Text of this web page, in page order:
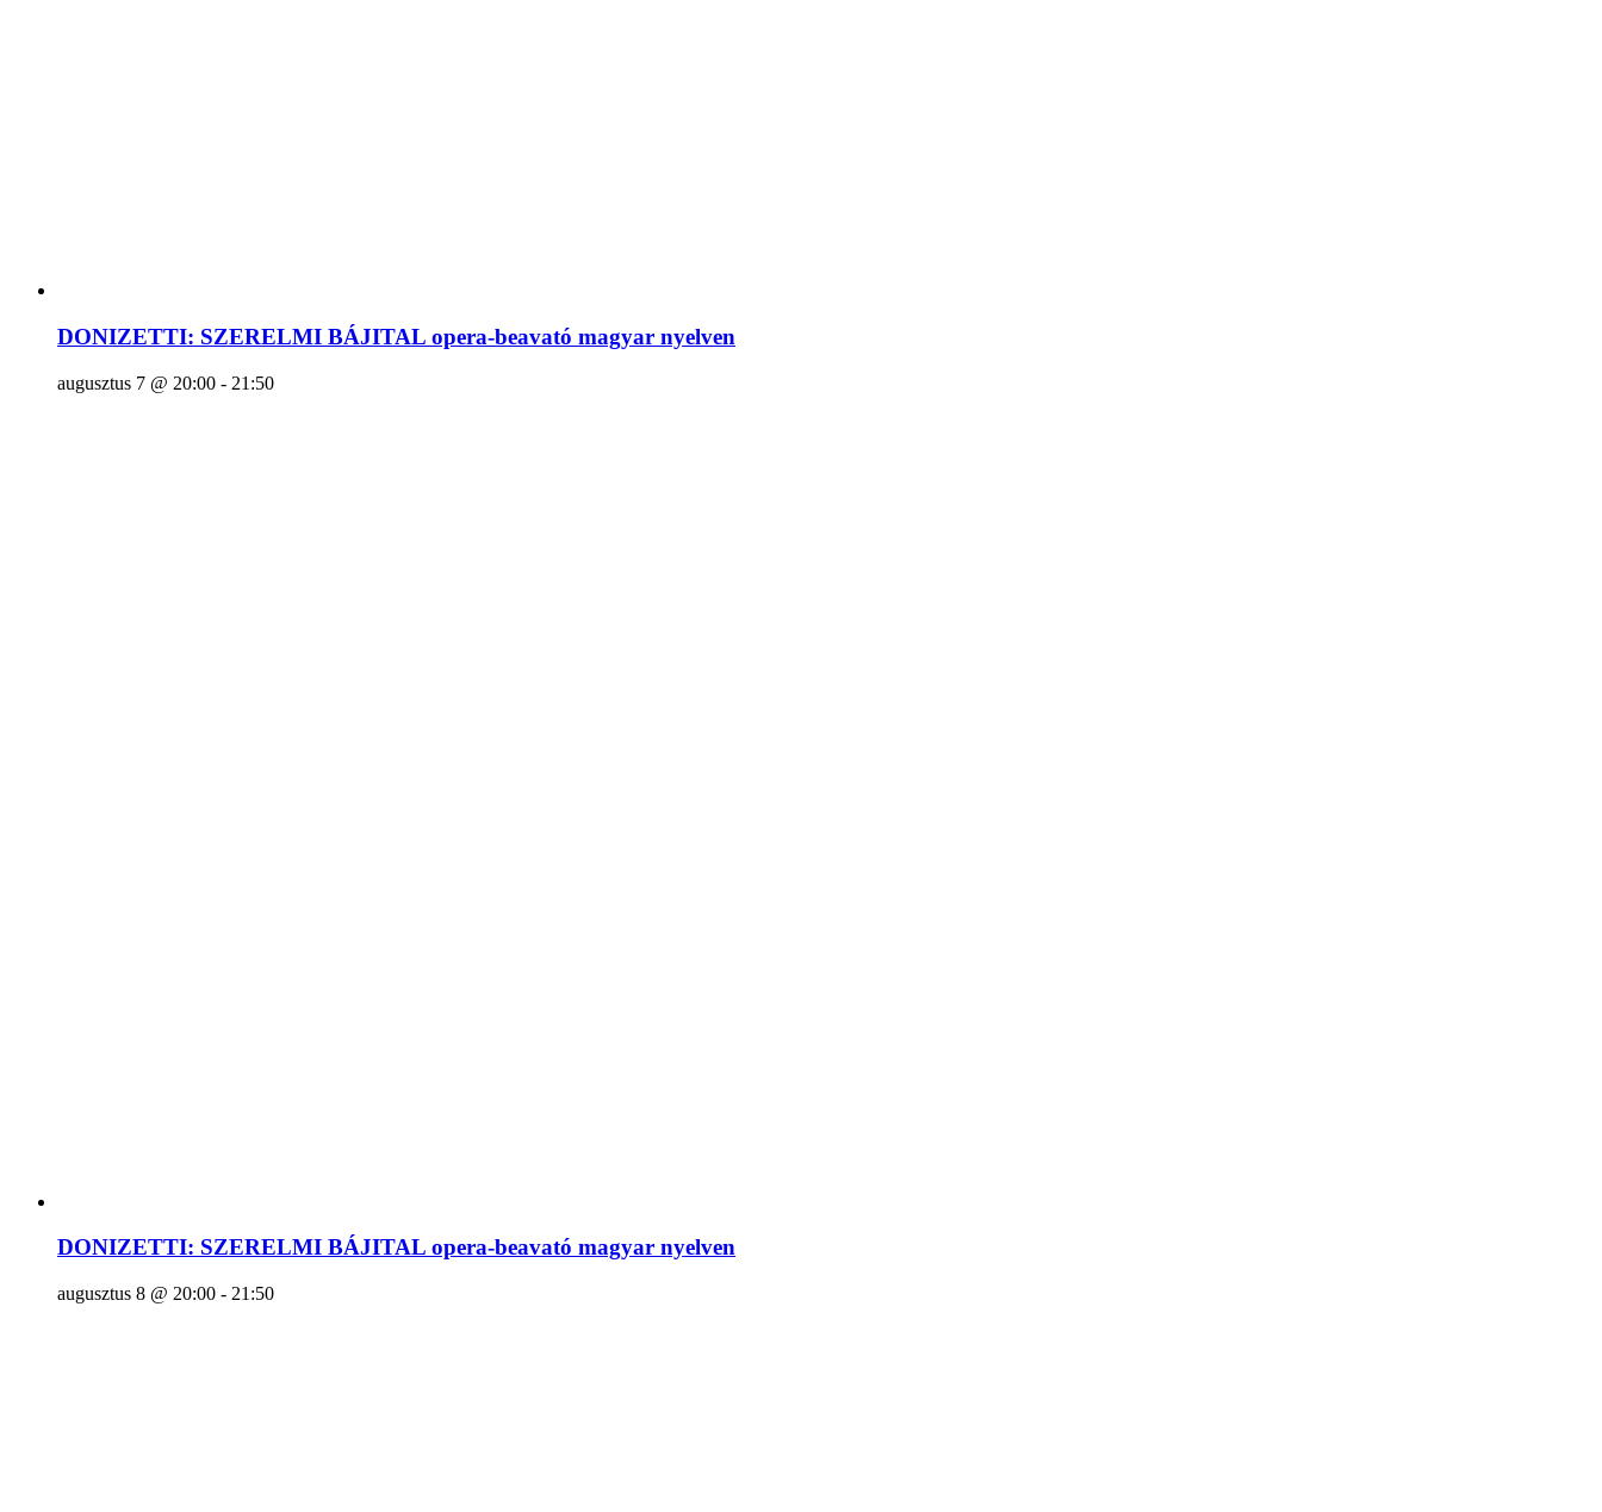
DONIZETTI: SZERELMI BÁJITAL opera-beavató magyar nyelven
augusztus 7 @ 20:00 - 21:50
DONIZETTI: SZERELMI BÁJITAL opera-beavató magyar nyelven
augusztus 8 @ 20:00 - 21:50